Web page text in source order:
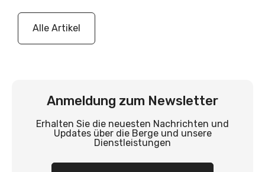
Alle Artikel
Anmeldung zum Newsletter
Erhalten Sie die neuesten Nachrichten und
Updates über die Berge und unsere
Dienstleistungen